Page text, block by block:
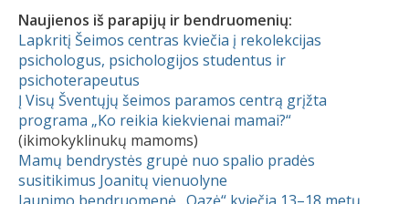
Naujienos iš parapijų ir bendruomenių:
Lapkritį Šeimos centras kviečia į rekolekcijas
psichologus, psichologijos studentus ir
psichoterapeutus
Į Visų Šventųjų šeimos paramos centrą grįžta
programa „Ko reikia kiekvienai mamai?“
(ikimokyklinukų mamoms)
Mamų bendrystės grupė nuo spalio pradės
susitikimus Joanitų vienuolyne